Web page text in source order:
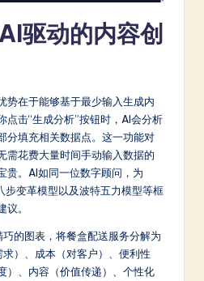
驱动的内容创
势在于能够基于最少输入生成内
点击“生成分析”按钮时，AI会分析
分填充相关数据点。这一功能对
需花费大量时间手动输入数据的
贵。AI如同一位数字顾问，为
步变革模型以及波特五力模型等框
。
的图表，将餐盒配送服务分解为
求）、成本（对客户）、便利性
）、内容（价值传递）、个性化